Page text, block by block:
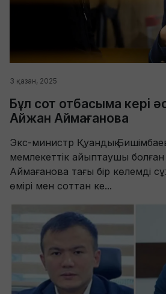
3 қазан, 2025
Бұл сот отбасыма кері
Айжан Аймағанова
Экс-министр Қуандық
мемлекеттік айыптаушы
Аймағанова тағы бір көлемді
өмірі мен соттан ке...